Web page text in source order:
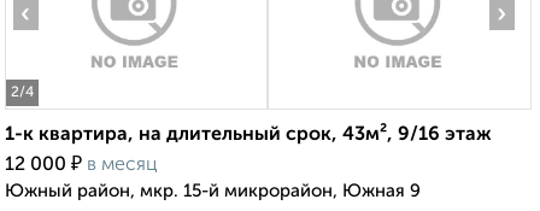
2/4
‹ ›
1-к квартира, на длительный срок, 43м², 9/16 этаж
12 000 ₽ в месяц
Южный район, мкр. 15-й микрорайон, Южная 9